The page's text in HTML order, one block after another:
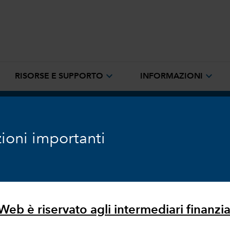
importanti
è riservato agli intermediari
RISORSE E SUPPORTO expand_more INFORMAZIONI expand_more
dettano il